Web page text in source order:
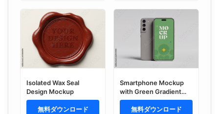
shower invitations, kids
products, posters,
greeting cards, and
apparel
Isolated Wax Seal
Design Mockup
無料ダウンロード
Smartphone Mockup
with Green Gradient
Screen Design and
Sparkle Icons
無料ダウンロード